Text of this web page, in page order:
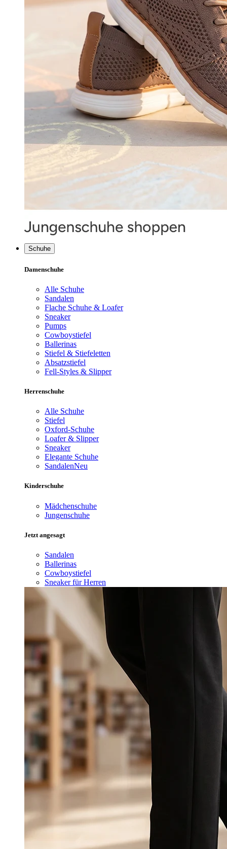
Schuhe
Damenschuhe
Alle Schuhe
Sandalen
Flache Schuhe & Loafer
Sneaker
Pumps
Cowboystiefel
Ballerinas
Stiefel & Stiefeletten
Absatzstiefel
Fell-Styles & Slipper
Herrenschuhe
Alle Schuhe
Stiefel
Oxford-Schuhe
Loafer & Slipper
Sneaker
Elegante Schuhe
SandalenNeu
Kinderschuhe
Mädchenschuhe
Jungenschuhe
Jetzt angesagt
Sandalen
Ballerinas
Cowboystiefel
Sneaker für Herren